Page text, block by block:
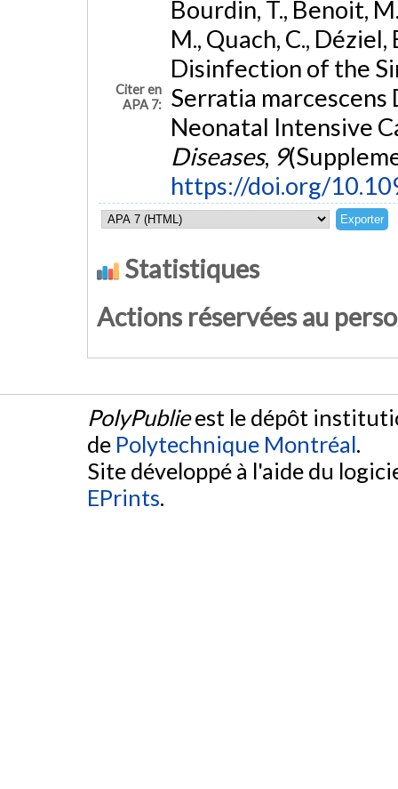
Citer en
APA 7:
Bourdin, T., Benoit,
M., Quach, C.,
Disinfection of the
Serratia
Neonatal Intensive
Diseases, 9
https://doi.org/
Statistiques
Actions réservées au
PolyPublieest le dépôt
de Polytechnique Montréal.
Site développé à l'aide du
EPrints.